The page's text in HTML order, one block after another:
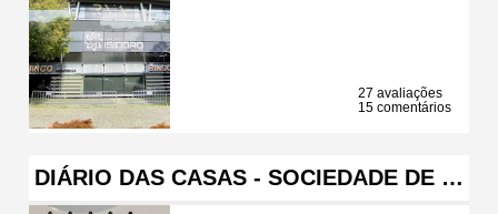
27 avaliações
15 comentários
DIÁRIO DAS CASAS - SOCIEDADE DE …